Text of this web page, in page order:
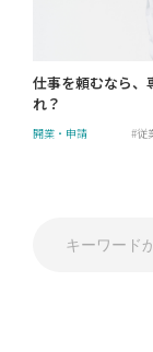
仕事を頼むなら、
れ？
開業・申請 従